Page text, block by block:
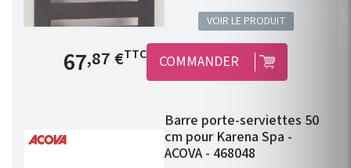
VOIR LE PRODUIT
Prix de base
67,87 €TTC COMMANDER
Barre porte-serviettes 50
cm pour Karena Spa -
ACOVA - 468048